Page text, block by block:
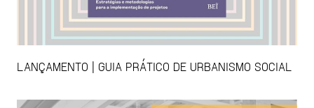
LANÇAMENTO | GUIA PRÁTICO DE URBANISMO SOCIAL